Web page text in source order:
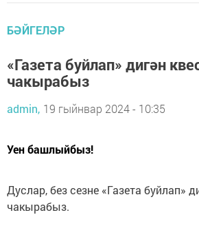
БӘЙГЕЛӘР
«Газета буйлап» дигән
чакырабыз
admin, 19 гыйнвар 2024 - 10:35
Уен башлыйбыз!
Дуслар, без сезне «Газета буйлап»
чакырабыз.